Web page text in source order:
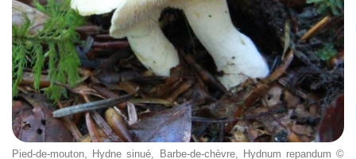
Pied-de-mouton, Hydne sinué, Barbe-de-chèvre, Hydnum repandum ©